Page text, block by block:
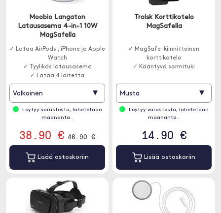
Moobio Langaton
Latausasema 4-in-1 10W
MagSafella
✓ Lataa AirPods , iPhone ja Apple
Watch
✓ Tyylikäs latausasema
✓ Lataa 4 laitetta
Valkoinen ▾
Löytyy varastosta, lähetetään
maananta..
38.90 € 46.90 €
Lisää ostoskoriin
Trolsk Korttikotelo
MagSafella
✓ MagSafe-kiinnitteinen
korttikotelo
✓ Kääntyvä sormituki
Musta ▾
Löytyy varastosta, lähetetään
maananta..
14.90 €
Lisää ostoskoriin